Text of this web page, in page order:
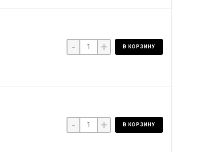
- + В КОРЗИНУ
- + В КОРЗИНУ